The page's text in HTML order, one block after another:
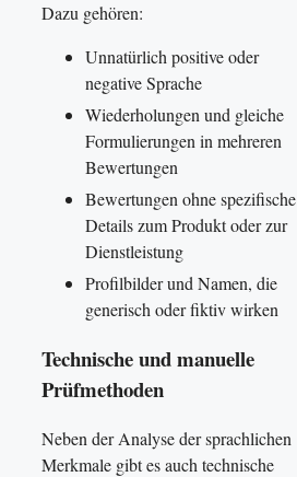
Dazu gehören:
Unnatürlich positive oder
negative Sprache
Wiederholungen und gleiche
Formulierungen in mehreren
Bewertungen
Bewertungen ohne spezifische
Details zum Produkt oder zur
Dienstleistung
Profilbilder und Namen, die
generisch oder fiktiv wirken
Technische und manuelle
Prüfmethoden
Neben der Analyse der sprachlichen
Merkmale gibt es auch technische